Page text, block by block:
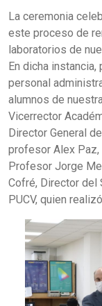
La ceremonia
este proceso de
laboratorios de
En dicha
personal
alumnos de
Vicerrector
Director General
profesor Alex Paz,
Profesor Jorge
Cofré, Director del
PUCV, quien